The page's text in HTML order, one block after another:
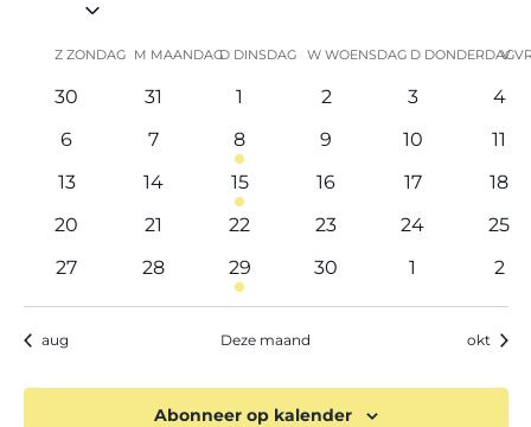
Selecteer
Kalender
van
Evenementen
Z ZONDAG M MAANDAGD DINSDAG W WOENSDAG D DONDERDAG
V
0
30
0
31
01
0
2
0
3
0
4
0
6
0
evenementen
7
1
evenement
8
0
9
0
10
0
11
0
13
0
evenementen
14
1
evenement
15
0
16
0
17
0
18
0
20
0
21
0
22
0
23
0
24
0
25
0
27
0
evenementen
28
1
evenement
29
0
30
01
0
2
aug Deze maand okt
Abonneer op kalender